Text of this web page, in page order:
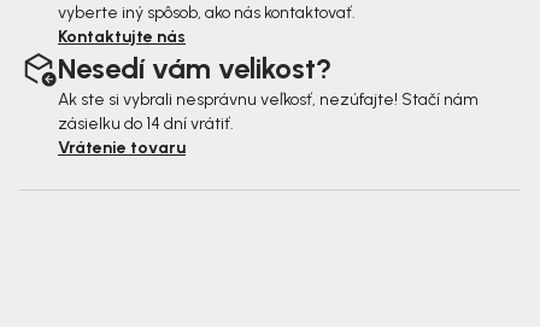
vyberte iný spôsob, ako nás kontaktovať.
Kontaktujte nás
Nesedí vám velikost?
Ak ste si vybrali nesprávnu veľkosť, nezúfajte! Stačí nám
zásielku do 14 dní vrátiť.
Vrátenie tovaru